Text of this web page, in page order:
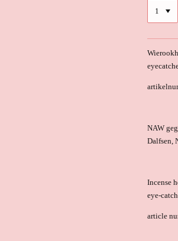
NAW
Dalfsen,
Incense
eye-
article